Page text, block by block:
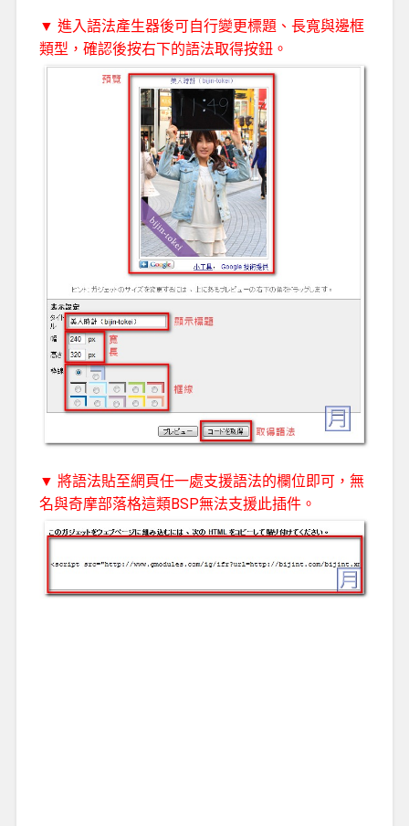
▼ 進入語法產生器後可自行變更標題、長寬與邊框
類型，確認後按右下的語法取得按鈕。
▼ 將語法貼至網頁任一處支援語法的欄位即可，無
名與奇摩部落格這類BSP無法支援此插件。